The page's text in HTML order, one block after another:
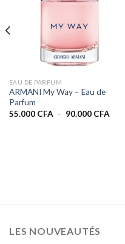
EAU DE PARFUM
ARMANI My Way – Eau de
Parfum
55.000 CFA – 90.000 CFAPlage
LES NOUVEAUTÉS